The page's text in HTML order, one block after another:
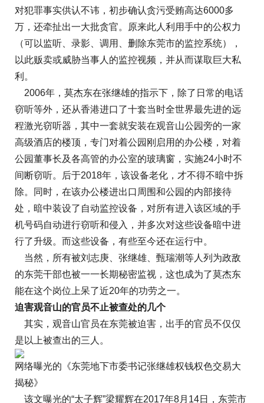
对犯罪事实供认不讳，初步确认贪污受贿高达6000多
万，还牵扯出一大批贪官。原来此人利用手中的公权力
（可以监听、录影、调用、删除东莞市的监控系统），
以此贩卖或威胁当事人的监控视频，并从而谋取巨大私
利。
2006年，莫杰东在张继雄的指示下，除了日常的电话
窃听等外，还从香港进口了十套当时全世界最先进的远
程激光窃听器，其中一套就安装在观音山公园旁的一家
高级酒店的楼顶，专门对着公园刚启用的办公楼，对着
公园董事长及各高管的办公室的玻璃窗，实施24小时不
间断窃听。后于2018年，该设备老化，才不得不暗中拆
除。同时，在该办公楼进出口周围和公园的内部接待
处，暗中装设了自动监控设备，对所有进入该区域的手
机号码自动进行窃听和侵入，并多次对这些设备暗中进
行了升级。而这些设备，有些至今还在运行中。
当然，所有被刘志庚、张继雄、甄瑞潮等人列为政敌
的东莞干部也被一一长期秘密监视，这也成为了莫杰东
能在这个岗位上呆了近20年的功劳之一。
迫害观音山的官员不止被查处的几个
其实，观音山官员在东莞被迫害，出手的官员不仅仅
是以上被查出的三人。
网络曝光的《东莞地下市委书记张继雄权钱权色交易大
揭秘》
该文曝光的“太子辉”梁耀辉在2017年8月14日，东莞市